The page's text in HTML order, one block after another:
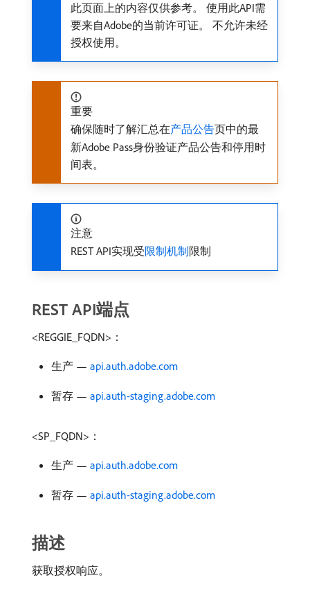
此页面上的内容仅供参考。 使用此API需
要来自Adobe的当前许可证。 不允许未经
授权使用。
重要
确保随时了解汇总在产品公告页中的最
新Adobe Pass身份验证产品公告和停用时
间表。
注意
REST API实现受限制机制限制
REST API端点
<REGGIE_FQDN>：
生产 — api.auth.adobe.com
暂存 — api.auth-staging.adobe.com
<SP_FQDN>：
生产 — api.auth.adobe.com
暂存 — api.auth-staging.adobe.com
描述
获取授权响应。